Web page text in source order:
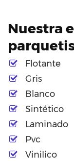
Nuestra
Flotante
Gris
Blanco
Sintético
Laminado
Pvc
Vinilico